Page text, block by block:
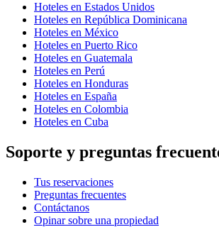
Hoteles en Estados Unidos
Hoteles en República Dominicana
Hoteles en México
Hoteles en Puerto Rico
Hoteles en Guatemala
Hoteles en Perú
Hoteles en Honduras
Hoteles en España
Hoteles en Colombia
Hoteles en Cuba
Soporte y preguntas
Tus reservaciones
Preguntas frecuentes
Contáctanos
Opinar sobre una propiedad